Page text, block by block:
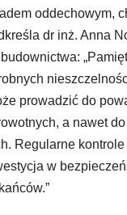
oddechowym,
dr inż. Anna
prowadzić do
a nawet
Regularne
w